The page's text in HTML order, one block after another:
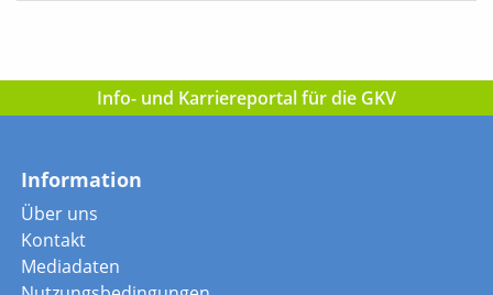
Info- und Karriereportal für die GKV
Information
Über uns
Kontakt
Mediadaten